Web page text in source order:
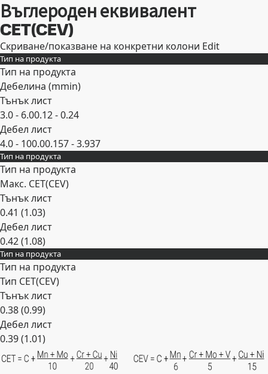
Въглероден еквивалент
CET(CEV)
Скриване/показване на конкретни колони Edit
Тип на продукта
Тип на продукта
Дебелина (mmin)
Тънък лист
3.0 - 6.00.12 - 0.24
Дебел лист
4.0 - 100.00.157 - 3.937
Expand
Тип на продукта
Тип на продукта
Макс. CET(CEV)
Тънък лист
0.41 (1.03)
Дебел лист
0.42 (1.08)
Expand
Тип на продукта
Тип на продукта
Тип CET(CEV)
Тънък лист
0.38 (0.99)
Дебел лист
0.39 (1.01)
Expand